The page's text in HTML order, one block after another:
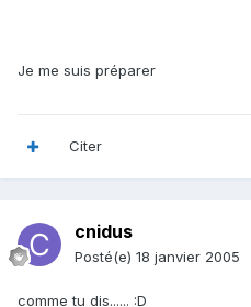
Je me suis préparer
Citer
cnidus
Posté(e) 18 janvier 2005
comme tu dis...... :D